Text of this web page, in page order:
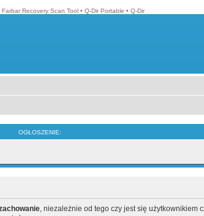
Farbar Recovery Scan Tool • Q-Dir Portable • Q-Dir
OGŁOSZENIE:
, niezależnie od tego czy jest się użytkownikiem